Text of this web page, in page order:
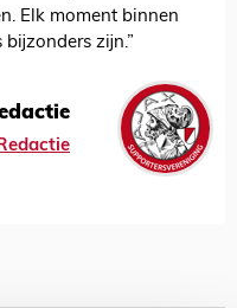
Elk moment binnen
zijn.”